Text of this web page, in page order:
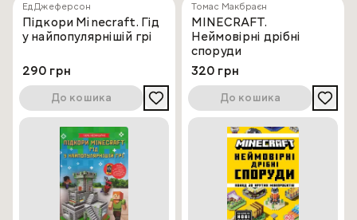
Ед Джеферсон
Підкори Minecraft. Гід
у найпопулярнішій грі
290 грн
До кошика
Томас Макбраєн
MINECRAFT.
Неймовірні дрібні
споруди
320 грн
До кошика